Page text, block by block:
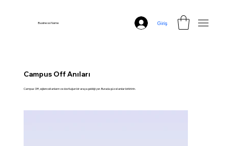
Business Name Giriş
Campus Off Anıları
Campus Off, eğlenceli anların ve dostluğun bir araya geldiği yer. Burada güzel anılar biriktirin.